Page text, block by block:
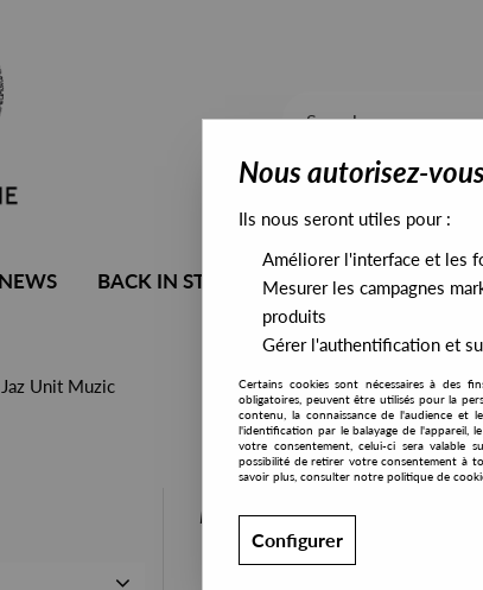
NEWS BACK IN STOCK ALL STOCK
Unit Muzic
PRESALES EXCLUSIVES
Nous autorisez-
Ils nous seront utiles pour :
Améliorer l'interface et les
Mesurer les campagnes
produits
Gérer l'authentification et
Certains cookies sont nécessaires à des
obligatoires, peuvent être utilisés pour la
contenu, la connaissance de l'audience et
l'identification par le balayage de l'appareil,
votre consentement, celui-ci sera valable
possibilité de retirer votre consentement à
savoir plus, consulter notre politique de
Configurer